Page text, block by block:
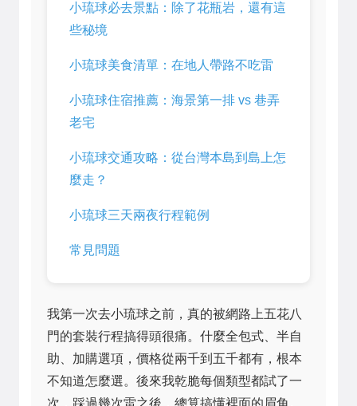
小琉球必去景點：除了花瓶岩，還有這
些秘境
小琉球美食清單：在地人帶路不吃雷
小琉球住宿推薦：海景第一排 vs 巷弄
老宅
小琉球交通攻略：從台灣本島到島上怎
麼走？
小琉球三天兩夜行程範例
常見問題
我第一次去小琉球之前，真的被網路上五花八
門的套裝行程搞得頭很痛。什麼全包式、半自
助、加購選項，價格從兩千到五千都有，根本
不知道怎麼選。後來我乾脆每個類型都試了一
次，踩過幾次雷之後，總算搞懂裡面的眉角。